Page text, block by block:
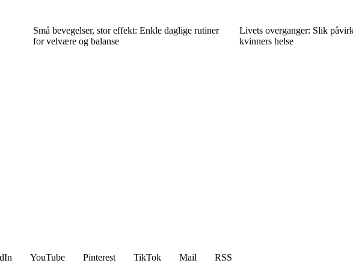
Små bevegelser, stor effekt: Enkle daglige rutiner
for velvære og balanse
Livets overganger: Slik
kvinners helse
YouTube Pinterest TikTok Mail
RSS